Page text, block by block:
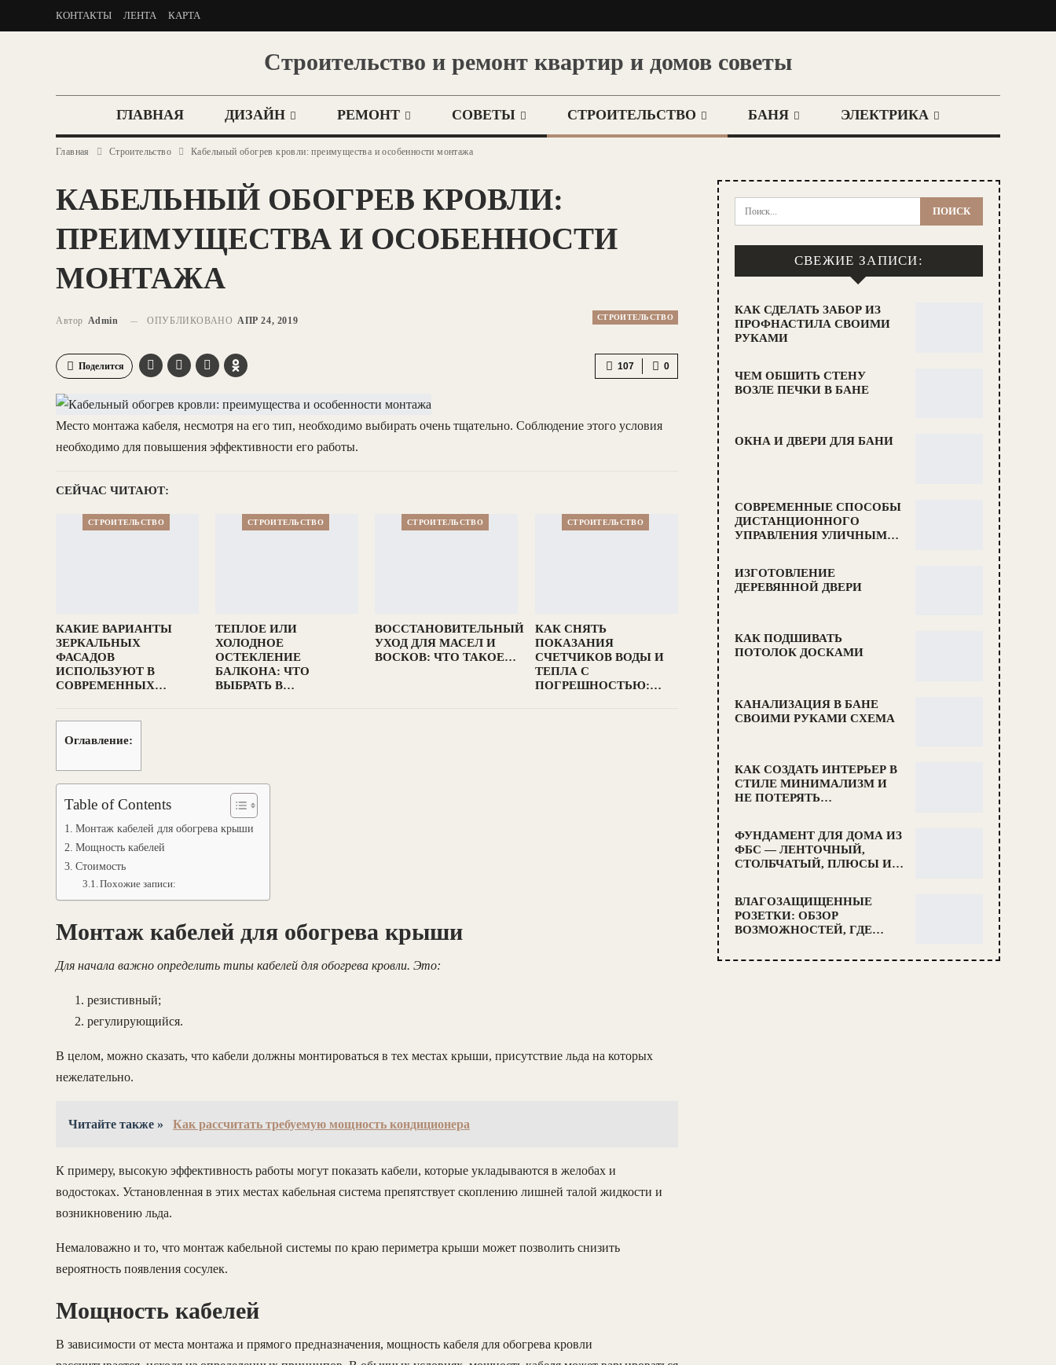
КОНТАКТЫ ЛЕНТА КАРТА
Строительство и ремонт квартир и домов советы
ГЛАВНАЯ ДИЗАЙН РЕМОНТ СОВЕТЫ СТРОИТЕЛЬСТВО БАНЯ ЭЛЕКТРИКА
Главная Строительство Кабельный обогрев кровли: преимущества и особенности монтажа
КАБЕЛЬНЫЙ ОБОГРЕВ КРОВЛИ:
ПРЕИМУЩЕСТВА И ОСОБЕННОСТИ
МОНТАЖА
СТРОИТЕЛЬСТВО
Автор Admin ОПУБЛИКОВАНО АПР 24, 2019
0
107
Поделится
Место монтажа кабеля, несмотря на его тип, необходимо выбирать очень тщательно. Соблюдение этого условия
необходимо для повышения эффективности его работы.
СЕЙЧАС ЧИТАЮТ:
СТРОИТЕЛЬСТВО
КАКИЕ ВАРИАНТЫ
ЗЕРКАЛЬНЫХ
ФАСАДОВ
ИСПОЛЬЗУЮТ В
СОВРЕМЕННЫХ…
СТРОИТЕЛЬСТВО
ТЕПЛОЕ ИЛИ
ХОЛОДНОЕ
ОСТЕКЛЕНИЕ
БАЛКОНА: ЧТО
ВЫБРАТЬ В…
СТРОИТЕЛЬСТВО
ВОССТАНОВИТЕЛЬНЫЙ
УХОД ДЛЯ МАСЕЛ И
ВОСКОВ: ЧТО ТАКОЕ…
СТРОИТЕЛЬСТВО
КАК СНЯТЬ
ПОКАЗАНИЯ
СЧЕТЧИКОВ ВОДЫ И
ТЕПЛА С
ПОГРЕШНОСТЬЮ:…
Оглавление:
Table of Contents
Монтаж кабелей для обогрева крыши
Мощность кабелей
Стоимость
Похожие записи:
Монтаж кабелей для обогрева крыши
Для начала важно определить типы кабелей для обогрева кровли. Это:
резистивный;
регулирующийся.
В целом, можно сказать, что кабели должны монтироваться в тех местах крыши, присутствие льда на которых
нежелательно.
Читайте также » Как рассчитать требуемую мощность кондиционера
К примеру, высокую эффективность работы могут показать кабели, которые укладываются в желобах и
водостоках. Установленная в этих местах кабельная система препятствует скоплению лишней талой жидкости и
возникновению льда.
Немаловажно и то, что монтаж кабельной системы по краю периметра крыши может позволить снизить
вероятность появления сосулек.
Мощность кабелей
В зависимости от места монтажа и прямого предназначения, мощность кабеля для обогрева кровли
СВЕЖИЕ ЗАПИСИ:
КАК СДЕЛАТЬ ЗАБОР ИЗ
ПРОФНАСТИЛА СВОИМИ
РУКАМИ
ЧЕМ ОБШИТЬ СТЕНУ
ВОЗЛЕ ПЕЧКИ В БАНЕ
ОКНА И ДВЕРИ ДЛЯ БАНИ
СОВРЕМЕННЫЕ СПОСОБЫ
ДИСТАНЦИОННОГО
УПРАВЛЕНИЯ УЛИЧНЫМ…
ИЗГОТОВЛЕНИЕ
ДЕРЕВЯННОЙ ДВЕРИ
КАК ПОДШИВАТЬ
ПОТОЛОК ДОСКАМИ
КАНАЛИЗАЦИЯ В БАНЕ
СВОИМИ РУКАМИ СХЕМА
КАК СОЗДАТЬ ИНТЕРЬЕР В
СТИЛЕ МИНИМАЛИЗМ И
НЕ ПОТЕРЯТЬ…
ФУНДАМЕНТ ДЛЯ ДОМА ИЗ
ФБС — ЛЕНТОЧНЫЙ,
СТОЛБЧАТЫЙ, ПЛЮСЫ И…
ВЛАГОЗАЩИЩЕННЫЕ
РОЗЕТКИ: ОБЗОР
ВОЗМОЖНОСТЕЙ, ГДЕ…